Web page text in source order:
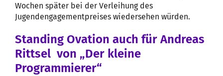
Wochen später bei der Verleihung des
Jugendengagementpreises wiedersehen würden.
Standing Ovation auch für Andreas
Rittsel von „Der kleine
Programmierer“